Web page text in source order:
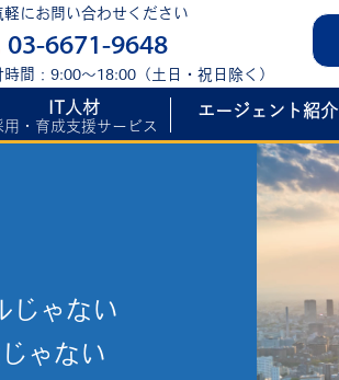
軽にお問い合わせください
03-6671-9648
時間：9:00～18:00（土日・祝日除く）
IT人材
用・育成支援サービス
エージェント紹介
じゃない
ゃない
りを
ト